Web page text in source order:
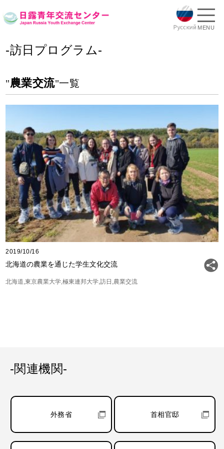
MENU
-訪日プログラム-
"農業交流"一覧
2019/10/16
北海道の農業を通じた学生文化交流
北海道 東京農業大学 極東連邦大学 訪日 農業交流
-関連機関-
外務省 首相官邸